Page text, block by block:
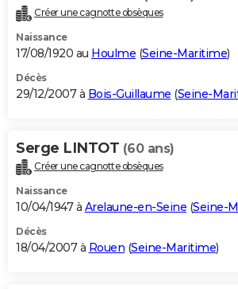
Créer une cagnotte obsèques
Naissance
17/08/1920 au Houlme (Seine-Maritime)
Décès
29/12/2007 à Bois-Guillaume (Seine-
Serge LINTOT (60 ans)
Créer une cagnotte obsèques
Naissance
10/04/1947 à Arelaune-en-Seine (Seine-
Décès
18/04/2007 à Rouen (Seine-Maritime)